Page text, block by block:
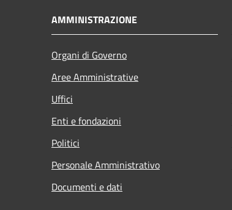
AMMINISTRAZIONE
Organi di Governo
Aree Amministrative
Uffici
Enti e fondazioni
Politici
Personale Amministrativo
Documenti e dati